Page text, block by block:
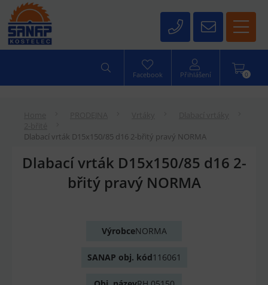
0
Facebook Přihlášení
Dlabací vrták D15x150/85 d16 2-břitý pravý NORMA
Dlabací vrták D15x150/85 d16 2-
břitý pravý NORMA
VýrobceNORMA
SANAP obj. kód116061